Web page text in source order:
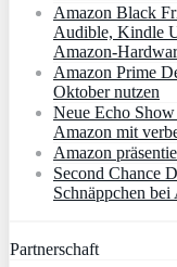
Amazon Black
Audible, Kindle
Amazon Prime
Oktober nutzen
Neue Echo
Amazon mit
Amazon
Second Chance
Schnäppchen
Partnerschaft